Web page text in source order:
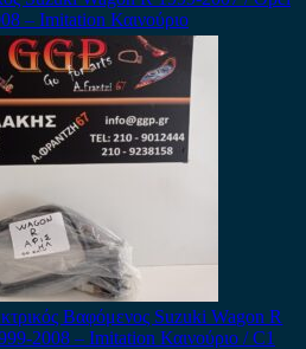
– Imitation Καινούριο
Βαφόμενος Suzuki Wagon R
2008 – Imitation Καινούριο / C1